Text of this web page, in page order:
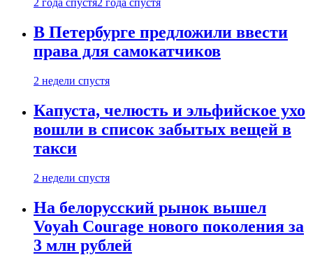
2 года спустя2 года спустя
В Петербурге предложили ввести
права для самокатчиков
2 недели спустя
Капуста, челюсть и эльфийское ухо
вошли в список забытых вещей в
такси
2 недели спустя
На белорусский рынок вышел
Voyah Courage нового поколения за
3 млн рублей